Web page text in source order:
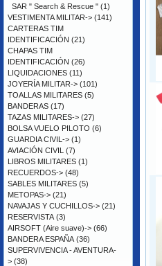
SAR " Search & Rescue " (1)
VESTIMENTA MILITAR-> (141)
CARTERAS TIM
IDENTIFICACIÓN (21)
CHAPAS TIM
IDENTIFICACIÓN (26)
LIQUIDACIONES (11)
JOYERÍA MILITAR-> (101)
TOALLAS MILITARES (5)
BANDERAS (17)
TAZAS MILITARES-> (27)
BOLSA VUELO PILOTO (6)
GUARDIA CIVIL-> (1)
AVIACIÓN CIVIL (7)
LIBROS MILITARES (1)
RECUERDOS-> (48)
SABLES MILITARES (5)
METOPAS-> (21)
NAVAJAS Y CUCHILLOS-> (21)
RESERVISTA (3)
AIRSOFT (Aire suave)-> (66)
BANDERA ESPAÑA (36)
SUPERVIVENCIA - AVENTURA-
> (38)